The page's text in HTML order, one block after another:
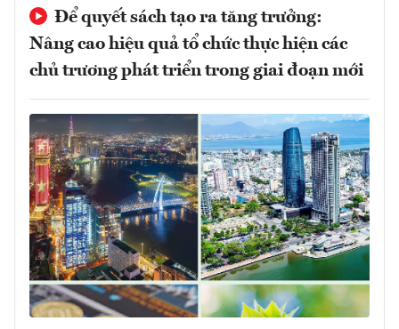
Để quyết sách tạo ra tăng trưởng:
Nâng cao hiệu quả tổ chức thực hiện các
chủ trương phát triển trong giai đoạn mới